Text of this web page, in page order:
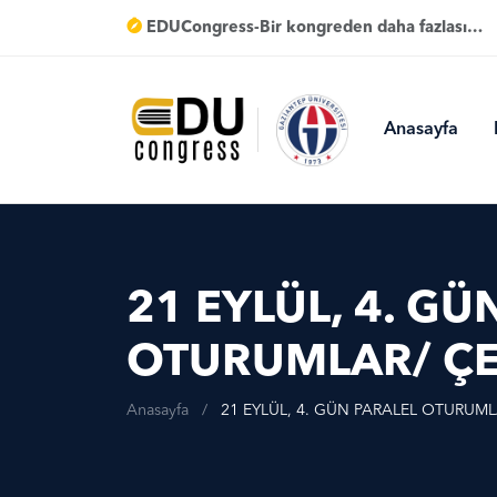
EDUCongress-Bir kongreden daha fazlası…
Anasayfa
21 EYLÜL, 4.
OTURUMLAR/
Anasayfa / 21 EYLÜL, 4. GÜN PARALEL